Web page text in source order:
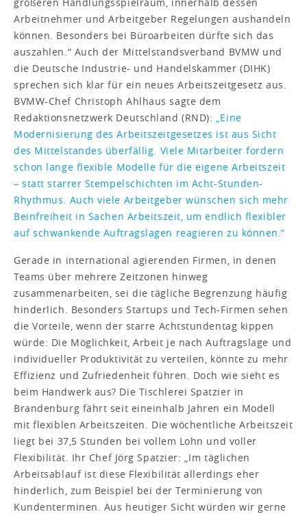
Arbeitnehmer und Arbeitgeber Regelungen aushandeln
können. Besonders bei Büroarbeiten dürfte sich das
auszahlen.“ Auch der Mittelstandsverband BVMW und
die Deutsche Industrie- und Handelskammer (DIHK)
sprechen sich klar für ein neues Arbeitszeitgesetz aus.
BVMW-Chef Christoph Ahlhaus sagte dem
Redaktionsnetzwerk Deutschland (RND): „Eine
Modernisierung des Arbeitszeitgesetzes ist aus Sicht
des Mittelstandes überfällig. Viele Mitarbeiter fordern
schon lange flexible Modelle für die eigene Arbeitszeit
– statt starrer Stempelschichten im Acht-Stunden-
Rhythmus. Auch viele Arbeitgeber wünschen sich mehr
Beinfreiheit in Sachen Arbeitszeit, um endlich flexibler
auf schwankende Auftragslagen reagieren zu können.“
Gerade in international agierenden Firmen, in denen
Teams über mehrere Zeitzonen hinweg
zusammenarbeiten, sei die tägliche Begrenzung häufig
hinderlich. Besonders Startups und Tech-Firmen sehen
die Vorteile, wenn der starre Achtstundentag kippen
würde: Die Möglichkeit, Arbeit je nach Auftragslage und
individueller Produktivität zu verteilen, könnte zu mehr
Effizienz und Zufriedenheit führen. Doch wie sieht es
beim Handwerk aus? Die Tischlerei Spatzier in
Brandenburg fährt seit eineinhalb Jahren ein Modell
mit flexiblen Arbeitszeiten. Die wöchentliche Arbeitszeit
liegt bei 37,5 Stunden bei vollem Lohn und voller
Flexibilität. Ihr Chef Jörg Spatzier: „Im täglichen
Arbeitsablauf ist diese Flexibilität allerdings eher
hinderlich, zum Beispiel bei der Terminierung von
Kundenterminen. Aus heutiger Sicht würden wir gerne